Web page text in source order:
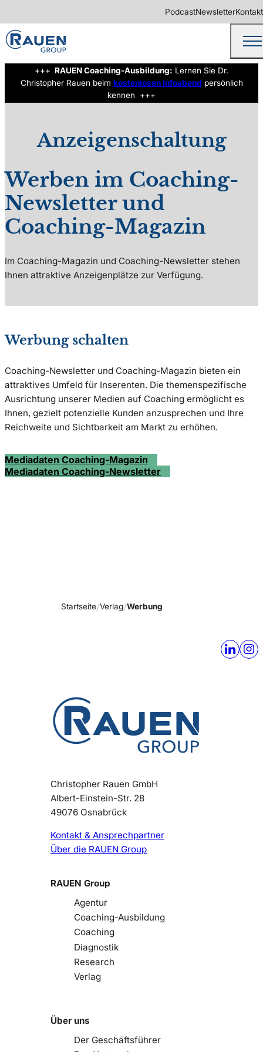
PodcastNewsletterKontakt
+++ RAUEN Coaching-Ausbildung: Lernen Sie Dr.
Christopher Rauen beim kostenlosen Infoabend persönlich
kennen +++
Anzeigenschaltung
Werben im Coaching-
Newsletter und
Coaching-Magazin
Im Coaching-Magazin und Coaching-Newsletter stehen
Ihnen attraktive Anzeigenplätze zur Verfügung.
©EtiAmmos/Shutterstock.com
Werbung schalten
Coaching-Newsletter und Coaching-Magazin bieten ein
attraktives Umfeld für Inserenten. Die themenspezifische
Ausrichtung unserer Medien auf Coaching ermöglicht es
Ihnen, gezielt potenzielle Kunden anzusprechen und Ihre
Reichweite und Sichtbarkeit am Markt zu erhöhen.
Mediadaten Coaching-Magazin
Mediadaten Coaching-Newsletter
Startseite Verlag Werbung
Christopher Rauen GmbH
Albert-Einstein-Str. 28
49076 Osnabrück
Kontakt & Ansprechpartner
Über die RAUEN Group
RAUEN Group
Agentur
Coaching-Ausbildung
Coaching
Diagnostik
Research
Verlag
Über uns
Der Geschäftsführer